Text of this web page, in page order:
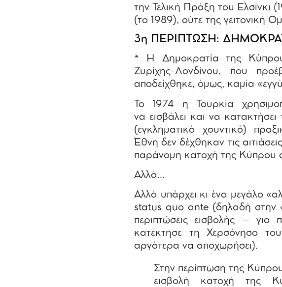
την Τελική Πράξη του Ελσίνκι
(το 1989), ούτε της γειτονική
3η ΠΕΡΙΠΤΩΣΗ:
* Η Δημοκρατία της
Ζυρίχης-Λονδίνου, που
αποδείχθηκε, όμως, καμία
Το 1974 η Τουρκία
να εισβάλει και να
(εγκληματικό χουντικό)
Έθνη δεν δέχθηκαν τις
παράνομη κατοχή της Κύπρου
Αλλά…
Αλλά υπάρχει κι ένα μεγάλο
status quo ante (δηλαδή στην
περιπτώσεις εισβολής –
κατέκτησε τη Χερσόνησο
αργότερα να αποχωρήσει).
Στην περίπτωση της
εισβολή κατοχή της